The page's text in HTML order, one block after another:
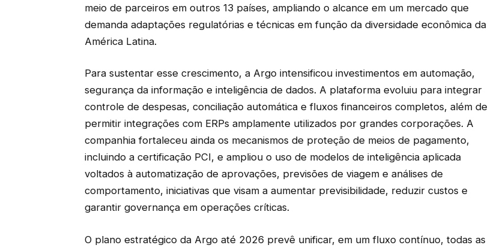
meio de parceiros em outros 13 países, ampliando o alcance em um mercado que
demanda adaptações regulatórias e técnicas em função da diversidade econômica da
América Latina.
Para sustentar esse crescimento, a Argo intensificou investimentos em automação,
segurança da informação e inteligência de dados. A plataforma evoluiu para integrar
controle de despesas, conciliação automática e fluxos financeiros completos, além de
permitir integrações com ERPs amplamente utilizados por grandes corporações. A
companhia fortaleceu ainda os mecanismos de proteção de meios de pagamento,
incluindo a certificação PCI, e ampliou o uso de modelos de inteligência aplicada
voltados à automatização de aprovações, previsões de viagem e análises de
comportamento, iniciativas que visam a aumentar previsibilidade, reduzir custos e
garantir governança em operações críticas.
O plano estratégico da Argo até 2026 prevê unificar, em um fluxo contínuo, todas as